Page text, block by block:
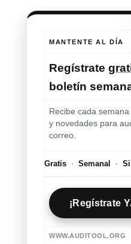
MANTENTE AL DÍA
Regístrate
boletín
Recibe cada
y novedades para
correo.
Gratis · Semanal ·
¡Regístrate
WWW.AUDITOOL.ORG